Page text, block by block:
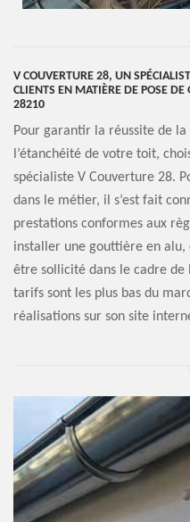
V COUVERTURE 28, UN
CLIENTS EN MATIÈRE DE POSE DE
28210
Pour garantir la réussite de
l’étanchéité de votre toit,
spécialiste V Couverture 28.
dans le métier, il s’est fait
prestations conformes aux
installer une gouttière en alu,
être sollicité dans le cadre de
tarifs sont les plus bas du
réalisations sur son site